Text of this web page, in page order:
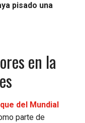
pisado una
en la
del Mundial
parte de